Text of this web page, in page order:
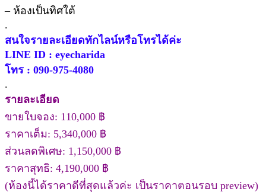
– ห้องเป็นทิศใต้
.
สนใจรายละเอียดทักไลน์หรือโทรได้ค่ะ
LINE ID : eyecharida
โทร : 090-975-4080
.
รายละเอียด
ขายใบจอง: 110,000 ฿
ราคาเต็ม: 5,340,000 ฿
ส่วนลดพิเศษ: 1,150,000 ฿
ราคาสุทธิ: 4,190,000 ฿
(ห้องนี้ได้ราคาดีที่สุดแล้วค่ะ เป็นราคาตอนรอบ preview)